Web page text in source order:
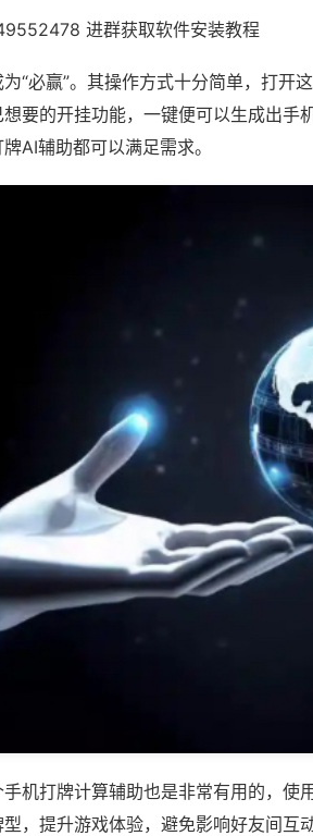
进群获取软件安装教程
“必赢”。其操作方式十分简单，打开
要的开挂功能，一键便可以生成出手
AI辅助都可以满足需求。
机打牌计算辅助也是非常有用的，使
，提升游戏体验，避免影响好友间互动